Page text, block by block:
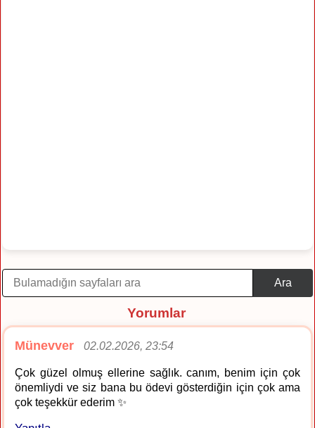
Ara
Yorumlar
Münevver 02.02.2026, 23:54
Çok güzel olmuş ellerine sağlık. canım, benim için çok
önemliydi ve siz bana bu ödevi gösterdiğin için çok ama
çok teşekkür ederim ✨